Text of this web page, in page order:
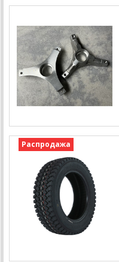
Распродажа